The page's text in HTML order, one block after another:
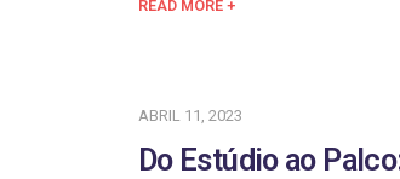
READ MORE +
ABRIL 11, 2023
Do Estúdio ao